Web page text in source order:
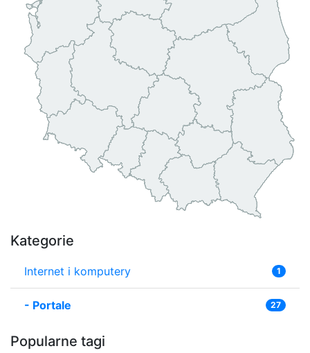
Kategorie
Internet i komputery 1
- Portale 27
Popularne tagi